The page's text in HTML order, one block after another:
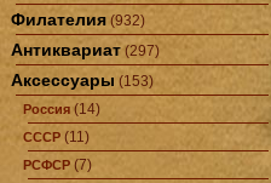
Филателия (932)
Антиквариат (297)
Аксессуары (153)
Россия (14)
СССР (11)
РСФСР (7)